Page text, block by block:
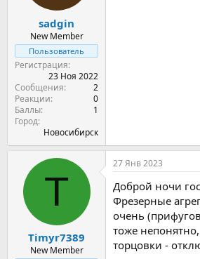
sadgin
New Member
Пользователь
Регистрация
23 Ноя 2022
Сообщения
2
Реакции
0
Баллы
1
Город
Новосибирск
T
Timyr7389
New Member
27 Янв 2023
Доброй ночи
Фрезерные
очень
тоже
торцовки -